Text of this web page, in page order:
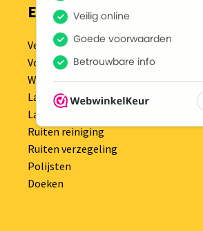
Exterieur
Velgen en banden
Voorwas
Wassen
Lak Reiniging
Lak verzegeling
Ruiten reiniging
Ruiten verzegeling
Polijsten
Doeken